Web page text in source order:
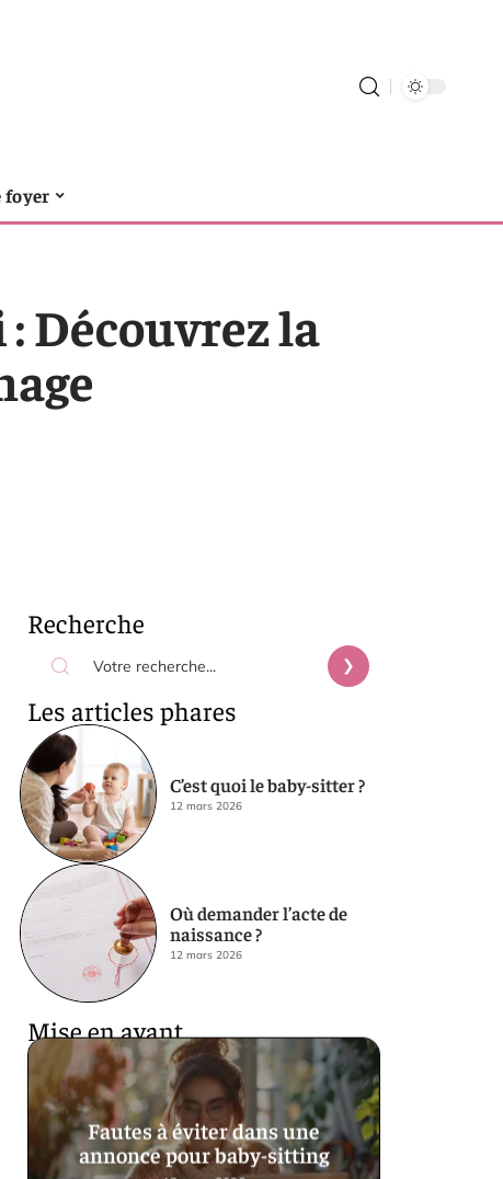
foyer
Découvrez la
Recherche
Les articles phares
C’est quoi le baby-sitter ?
12 mars 2026
Où demander l’acte de
naissance ?
12 mars 2026
Mise en avant
Fautes à éviter dans une
annonce pour baby-sitting